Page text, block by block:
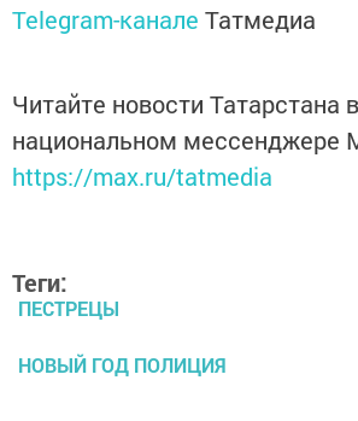
Telegram-канале Татмедиа
Читайте новости Татарстана в
национальном мессенджере
https://max.ru/tatmedia
Теги:
ПЕСТРЕЦЫ
НОВЫЙ ГОД ПОЛИЦИЯ